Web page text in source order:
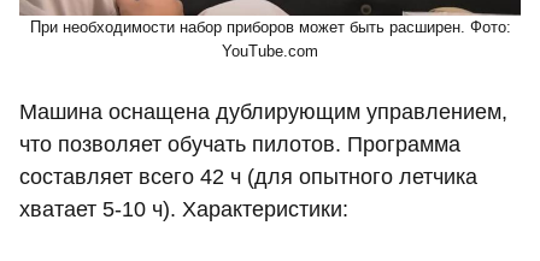
При необходимости набор приборов может быть расширен. Фото:
YouTube.com
Машина оснащена дублирующим управлением,
что позволяет обучать пилотов. Программа
составляет всего 42 ч (для опытного летчика
хватает 5-10 ч). Характеристики: